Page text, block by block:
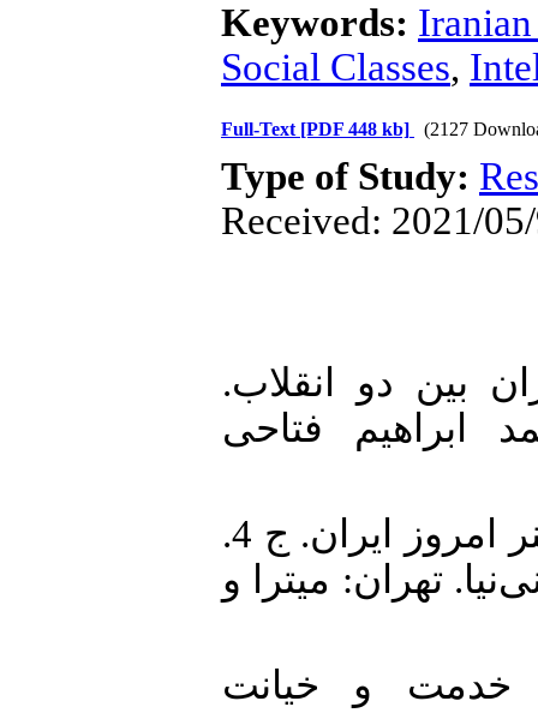
Keywords:
Social Classes,
Full-Text [PDF 448 kb] (2127
Type of Study:
Received: 2021/
یرواند. (1389). ایران بین دو انقلاب.
ابراهیم فتاحی
2. آل‌احمد، جلال. (1373). ادب و هنر امروز ایران. ج 4.
تهران: میترا و
جلال. (1347). در خدمت و خیانت